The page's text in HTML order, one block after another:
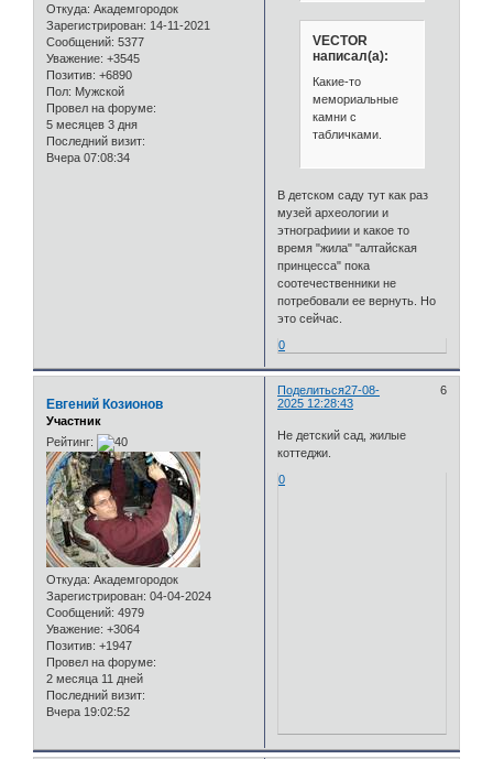
Откуда: Академгородок
Зарегистрирован: 14-11-2021
Сообщений: 5377
Уважение: +3545
Позитив: +6890
Пол: Мужской
Провел на форуме:
5 месяцев 3 дня
Последний визит:
Вчера 07:08:34
VECTOR
написал(а):
Какие-то
мемориальные
камни с
табличками.
В детском саду тут как раз
музей археологии и
этнографиии и какое то
время "жила" "алтайская
принцесса" пока
соотечественники не
потребовали ее вернуть. Но
это сейчас.
0
Поделиться 6
27-08-
2025 12:28:43
Евгений Козионов
Участник
Рейтинг:
Откуда: Академгородок
Зарегистрирован: 04-04-2024
Сообщений: 4979
Уважение: +3064
Позитив: +1947
Провел на форуме:
2 месяца 11 дней
Последний визит:
Вчера 19:02:52
Не детский сад, жилые
коттеджи.
0